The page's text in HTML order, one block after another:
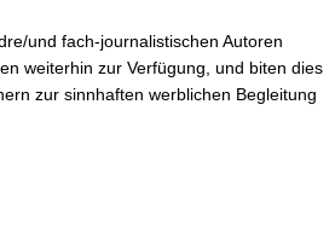
und fach-journalistischen Autoren
weiterhin zur Verfügung, und biten dies
zur sinnhaften werblichen Begleitung